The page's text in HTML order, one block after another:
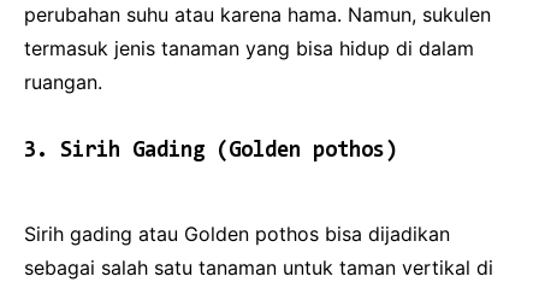
perubahan suhu atau karena hama. Namun, sukulen
termasuk jenis tanaman yang bisa hidup di dalam
ruangan.
3. Sirih Gading (Golden pothos)
Sirih gading atau Golden pothos bisa dijadikan
sebagai salah satu tanaman untuk taman vertikal di